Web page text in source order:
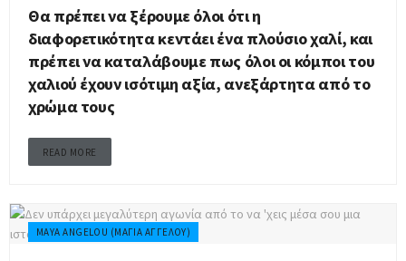
Θα πρέπει να ξέρουμε όλοι ότι η
διαφορετικότητα κεντάει ένα πλούσιο χαλί, και
πρέπει να καταλάβουμε πως όλοι οι κόμποι του
χαλιού έχουν ισότιμη αξία, ανεξάρτητα από το
χρώμα τους
READ MORE
MAYA ANGELOU (ΜΆΓΙΑ ΑΓΓΈΛΟΥ)